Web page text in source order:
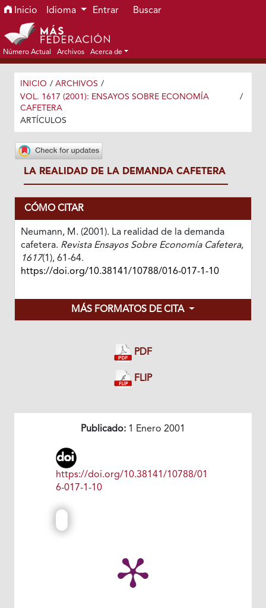
Ir al menú de navegación principal
Ir al contenido principal
Ir al pie de página del sitio
Inicio Idioma Entrar Buscar
Número Actual Archivos Acerca de
INICIO / ARCHIVOS /
VOL. 1617 (2001): ENSAYOS SOBRE ECONOMÍA
CAFETERA
/
ARTÍCULOS
LA REALIDAD DE LA DEMANDA CAFETERA
CÓMO CITAR
Neumann, M. (2001). La realidad de la demanda
cafetera. Revista Ensayos Sobre Economía Cafetera,
1617(1), 61-64.
https://doi.org/10.38141/10788/016-017-1-10
MÁS FORMATOS DE CITA
PDF
FLIP
Publicado: 1 Enero 2001
https://doi.org/10.38141/10788/01
6-017-1-10